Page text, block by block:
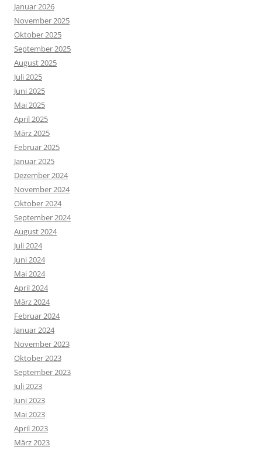
Januar 2026
November 2025
Oktober 2025
September 2025
August 2025
Juli 2025
Juni 2025
Mai 2025
April 2025
März 2025
Februar 2025
Januar 2025
Dezember 2024
November 2024
Oktober 2024
September 2024
August 2024
Juli 2024
Juni 2024
Mai 2024
April 2024
März 2024
Februar 2024
Januar 2024
November 2023
Oktober 2023
September 2023
Juli 2023
Juni 2023
Mai 2023
April 2023
März 2023